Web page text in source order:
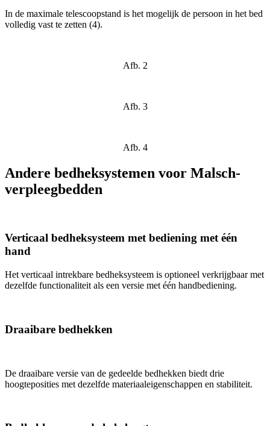
In de maximale telescoopstand is het mogelijk de persoon in het bed
volledig vast te zetten (4).
Afb. 2
Afb. 3
Afb. 4
Andere bedheksystemen voor Malsch-
verpleegbedden
Verticaal bedheksysteem met bediening met één
hand
Het verticaal intrekbare bedheksysteem is optioneel verkrijgbaar met
dezelfde functionaliteit als een versie met één handbediening.
Draaibare bedhekken
De draaibare versie van de gedeelde bedhekken biedt drie
hoogteposities met dezelfde materiaaleigenschappen en stabiliteit.